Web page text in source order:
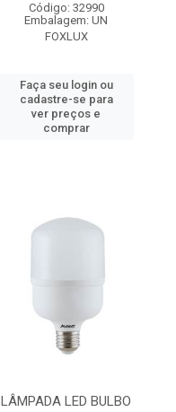
Código: 32990
Embalagem: UN
FOXLUX
Faça seu login ou
cadastre-se para
ver preços e
comprar
LÂMPADA LED BULBO